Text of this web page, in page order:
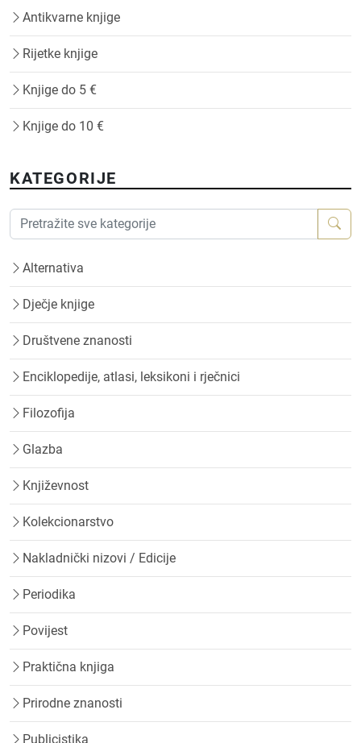
Antikvarne knjige
Rijetke knjige
Knjige do 5 €
Knjige do 10 €
KATEGORIJE
Alternativa
Dječje knjige
Društvene znanosti
Enciklopedije, atlasi, leksikoni i rječnici
Filozofija
Glazba
Književnost
Kolekcionarstvo
Nakladnički nizovi / Edicije
Periodika
Povijest
Praktična knjiga
Prirodne znanosti
Publicistika